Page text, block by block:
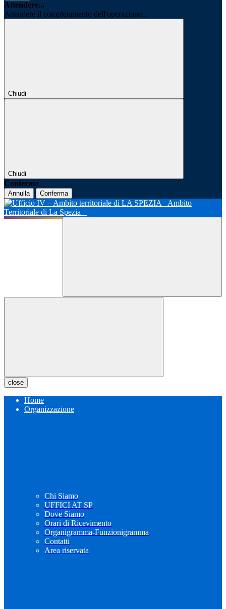
Attendere...
Attendere il completamento dell'operazione...
Chiudi
Chiudi
Conferma
Annulla Conferma
Ambito
Territoriale di La Spezia
close
Home
Organizzazione
Chi Siamo
UFFICI AT SP
Dove Siamo
Orari di Ricevimento
Organigramma-Funzionigramma
Contatti
Area riservata